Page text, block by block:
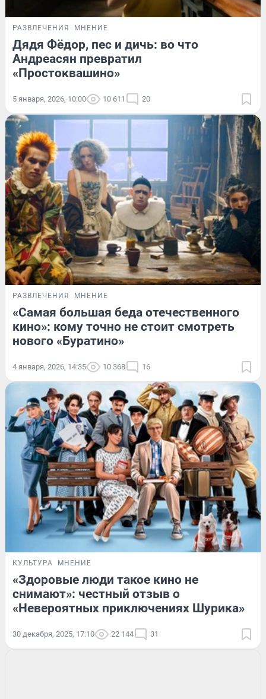
РАЗВЛЕЧЕНИЯ МНЕНИЕ
Дядя Фёдор, пес и дичь: во что
Андреасян превратил
«Простоквашино»
5 января, 2026, 10:00 10 611 20
РАЗВЛЕЧЕНИЯ МНЕНИЕ
«Самая большая беда отечественного
кино»: кому точно не стоит смотреть
нового «Буратино»
4 января, 2026, 14:35 10 368 16
КУЛЬТУРА МНЕНИЕ
«Здоровые люди такое кино не
снимают»: честный отзыв о
«Невероятных приключениях Шурика»
30 декабря, 2025, 17:10 22 144 31